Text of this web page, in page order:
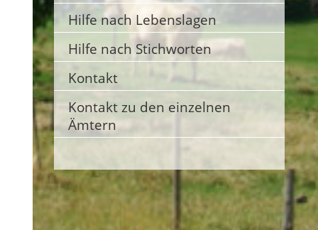
Hilfe nach Lebenslagen
Hilfe nach Stichworten
Kontakt
Kontakt zu den einzelnen
Ämtern